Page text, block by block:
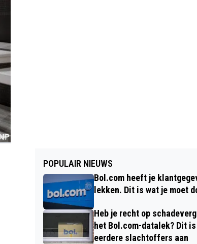
POPULAIR NIEUWS
Bol.com heeft je
lekken. Dit is wat je moet
Heb je recht op
het Bol.com-datalek? Dit
eerdere slachtoffers aan